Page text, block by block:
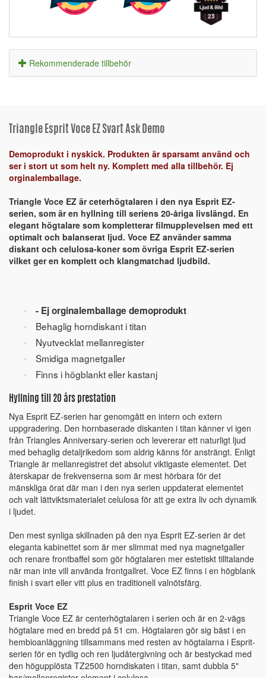
Rekommenderade tillbehör
Triangle Esprit Voce EZ Svart Ask Demo
Demoprodukt i nyskick. Produkten är sparsamt använd och
ser i stort ut som helt ny. Komplett med alla tillbehör. Ej
orginalemballage.
Triangle Voce EZ är ceterhögtalaren i den nya Esprit EZ-
serien, som är en hyllning till seriens 20-åriga livslängd. En
elegant högtalare som kompletterar filmupplevelsen med ett
optimalt och balanserat ljud. Voce EZ använder samma
diskant och celulosa-koner som övriga Esprit EZ-serien
vilket ger en komplett och klangmatchad ljudbild.
- Ej orginalemballage demoprodukt
Behaglig horndiskant i titan
Nyutvecklat mellanregister
Smidiga magnetgaller
Finns i högblankt eller kastanj
Hyllning till 20 års prestation
Nya Esprit EZ-serien har genomgått en intern och extern
uppgradering. Den hornbaserade diskanten i titan känner vi igen
från Triangles Anniversary-serien och levererar ett naturligt ljud
med behaglig detaljrikedom som aldrig känns för ansträngt. Enligt
Triangle är mellanregistret det absolut viktigaste elementet. Det
återskapar de frekvenserna som är mest hörbara för det
mänskliga örat där man i den nya serien uppdaterat elementet
och valt lättviktsmaterialet celulosa för att ge extra liv och dynamik
i ljudet.
Den mest synliga skillnaden på den nya Esprit EZ-serien är det
eleganta kabinettet som är mer slimmat med nya magnetgaller
och renare frontbaffel som gör högtalaren mer estetiskt tilltalande
när man inte vill använda frontgallret. Voce EZ finns i en högblank
finish i svart eller vitt plus en traditionell valnötsfärg.
Esprit Voce EZ
Triangle Voce EZ är centerhögtalaren i serien och är en 2-vägs
högtalare med en bredd på 51 cm. Högtalaren gör sig bäst i en
hembioanläggning tillsammans med resten av högtalarna i Esprit-
serien för en tydlig och ren ljudåtergivning och är bestyckad med
den högupplösta TZ2500 horndiskaten i titan, samt dubbla 5"